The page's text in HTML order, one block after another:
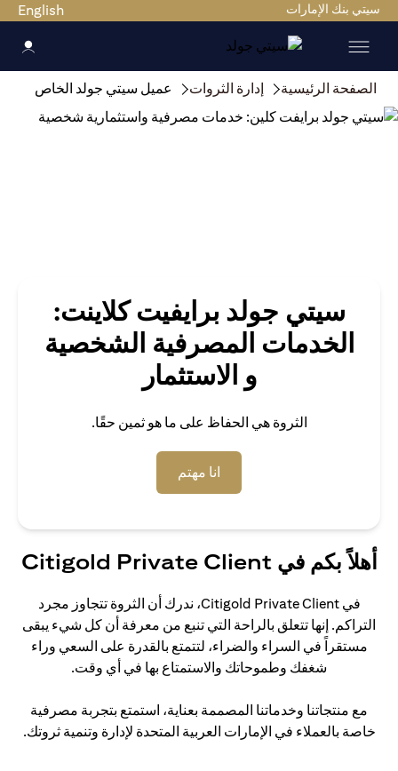
سيتي بنك الإمارات English
الصفحة الرئيسية إدارة الثروات عميل سيتي جولد الخاص
سيتي جولد برايفيت كلاينت:
الخدمات المصرفية الشخصية
و الاستثمار
الثروة هي الحفاظ على ما هو ثمين حقًا.
انا مهتم
أهلاً بكم في Citigold Private Client
في Citigold Private Client، ندرك أن الثروة تتجاوز مجرد
التراكم. إنها تتعلق بالراحة التي تنبع من معرفة أن كل شيء يبقى
مستقراً في السراء والضراء، لتتمتع بالقدرة على السعي وراء
شغفك وطموحاتك والاستمتاع بها في أي وقت.
مع منتجاتنا وخدماتنا المصممة بعناية، استمتع بتجربة مصرفية
خاصة بالعملاء في الإمارات العربية المتحدة لإدارة وتنمية ثروتك.